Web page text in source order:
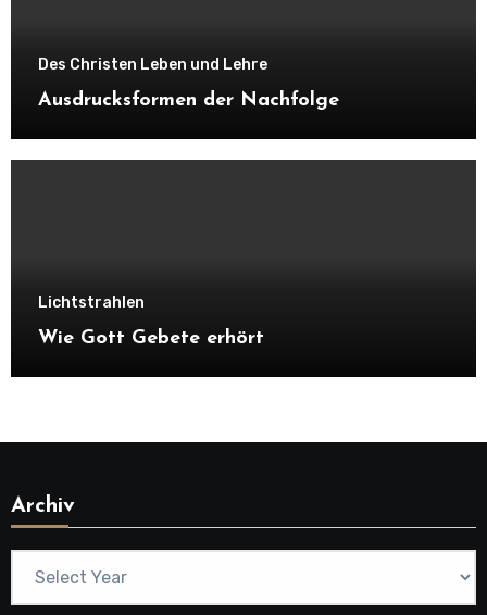
Des Christen Leben und Lehre
Ausdrucksformen der Nachfolge
Lichtstrahlen
Wie Gott Gebete erhört
Archiv